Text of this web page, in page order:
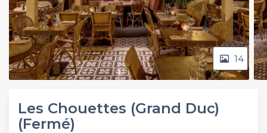
14
Les Chouettes (Grand Duc)
(Fermé)